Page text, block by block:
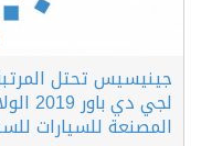
جينيسيس تحتل
لجي دي
المصنعة للسيارات